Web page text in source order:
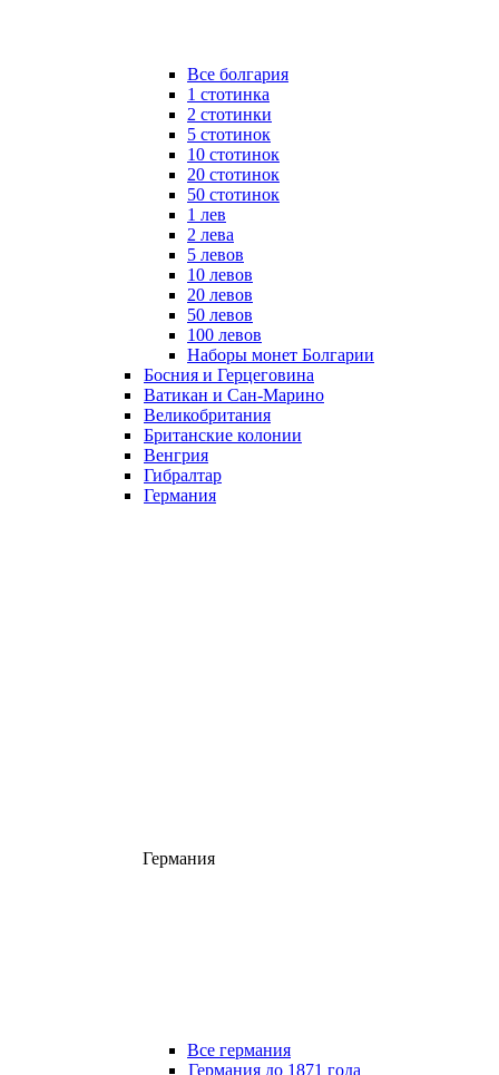
Все болгария
1 стотинка
2 стотинки
5 стотинок
10 стотинок
20 стотинок
50 стотинок
1 лев
2 лева
5 левов
10 левов
20 левов
50 левов
100 левов
Наборы монет Болгарии
Босния и Герцеговина
Ватикан и Сан-Марино
Великобритания
Британские колонии
Венгрия
Гибралтар
Германия
Германия
Все германия
Германия до 1871 года